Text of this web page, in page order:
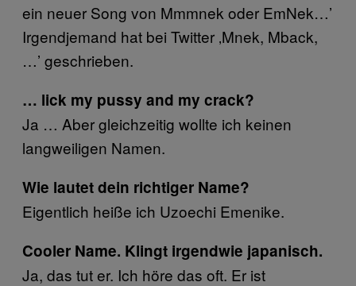
ein neuer Song von Mmmnek oder EmNek…’
Irgendjemand hat bei Twitter ‚Mnek, Mback,
…’ geschrieben.
… lick my pussy and my crack?
Ja … Aber gleichzeitig wollte ich keinen
langweiligen Namen.
Wie lautet dein richtiger Name?
Eigentlich heiße ich Uzoechi Emenike.
Cooler Name. Klingt irgendwie japanisch.
Ja, das tut er. Ich höre das oft. Er ist